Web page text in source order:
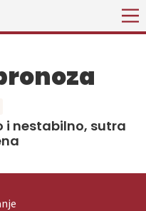
i nestabilno, sutra